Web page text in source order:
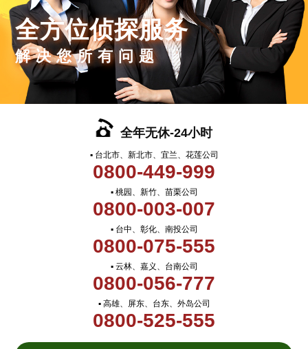
全方位侦探服务
解决您所有问题
全年无休-24小时
▪ 台北市、新北市、宜兰、花莲公司
0800-449-999
▪ 桃园、新竹、苗栗公司
0800-003-007
▪ 台中、彰化、南投公司
0800-075-555
▪ 云林、嘉义、台南公司
0800-056-777
▪ 高雄、屏东、台东、外岛公司
0800-525-555